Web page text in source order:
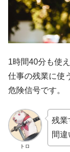
1時間40分も使
仕事の残業に使
危険信号です。
トロ
残業
間違